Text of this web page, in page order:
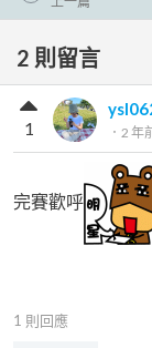
2 則留言
． 2 年
1
完賽歡呼
1 則回應